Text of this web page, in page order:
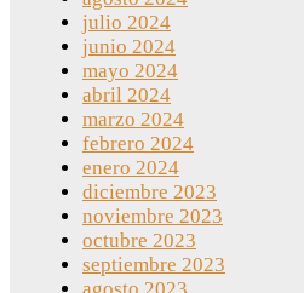
julio 2024
junio 2024
mayo 2024
abril 2024
marzo 2024
febrero 2024
enero 2024
diciembre 2023
noviembre 2023
octubre 2023
septiembre 2023
agosto 2023